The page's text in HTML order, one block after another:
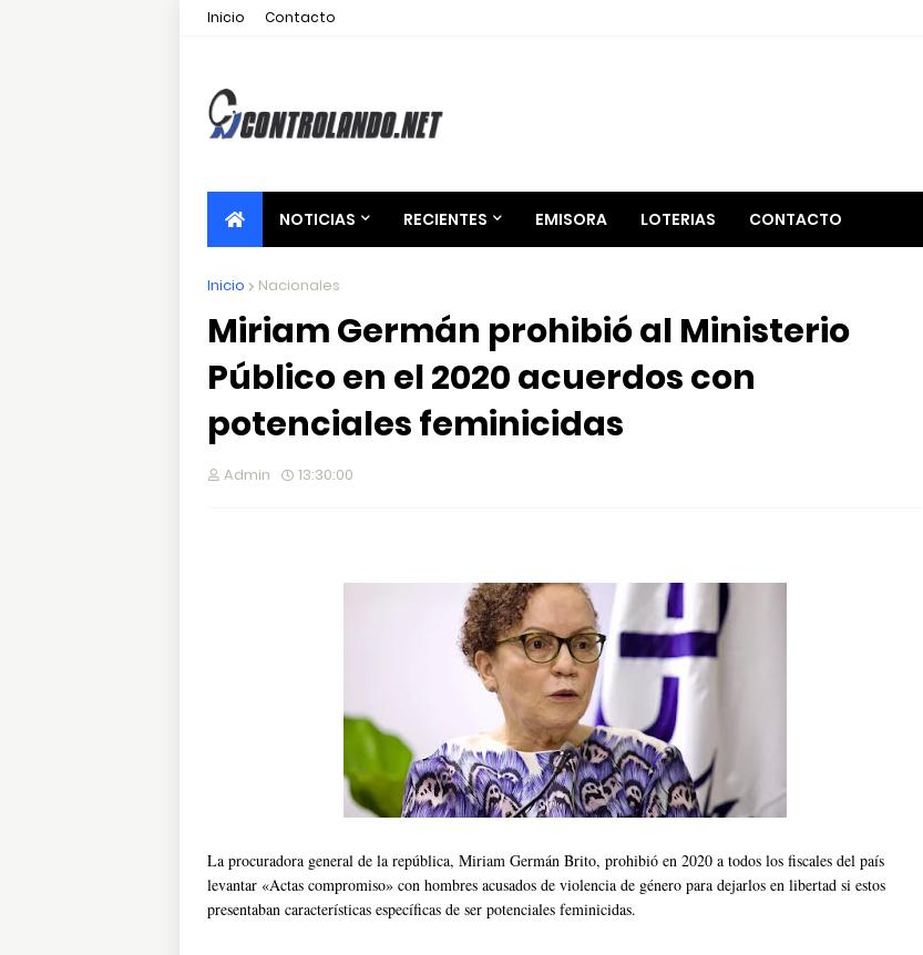
Inicio Contacto
NOTICIAS RECIENTES EMISORA LOTERIAS CONTACTO
Inicio Nacionales
Miriam Germán prohibió al Ministerio
Público en el 2020 acuerdos con
potenciales feminicidas
Admin 13:30:00
La procuradora general de la república, Miriam Germán Brito, prohibió en 2020 a todos los fiscales del país
levantar «Actas compromiso» con hombres acusados de violencia de género para dejarlos en libertad si estos
presentaban características específicas de ser potenciales feminicidas.